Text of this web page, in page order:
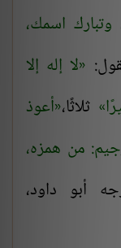
اسمك،
لا إله إلا
ثلاثًا، أعوذ
من همزه،
أبو داود،